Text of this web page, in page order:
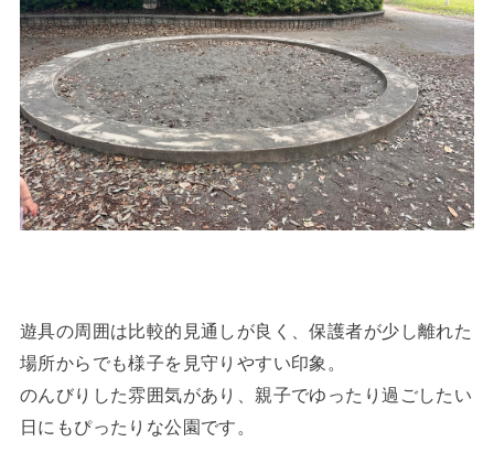
遊具の周囲は比較的見通しが良く、保護者が少し離れた
場所からでも様子を見守りやすい印象。
のんびりした雰囲気があり、親子でゆったり過ごしたい
日にもぴったりな公園です。